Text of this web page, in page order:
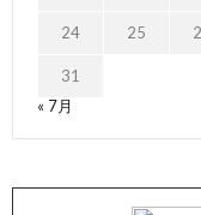
24 25
31
« 7月